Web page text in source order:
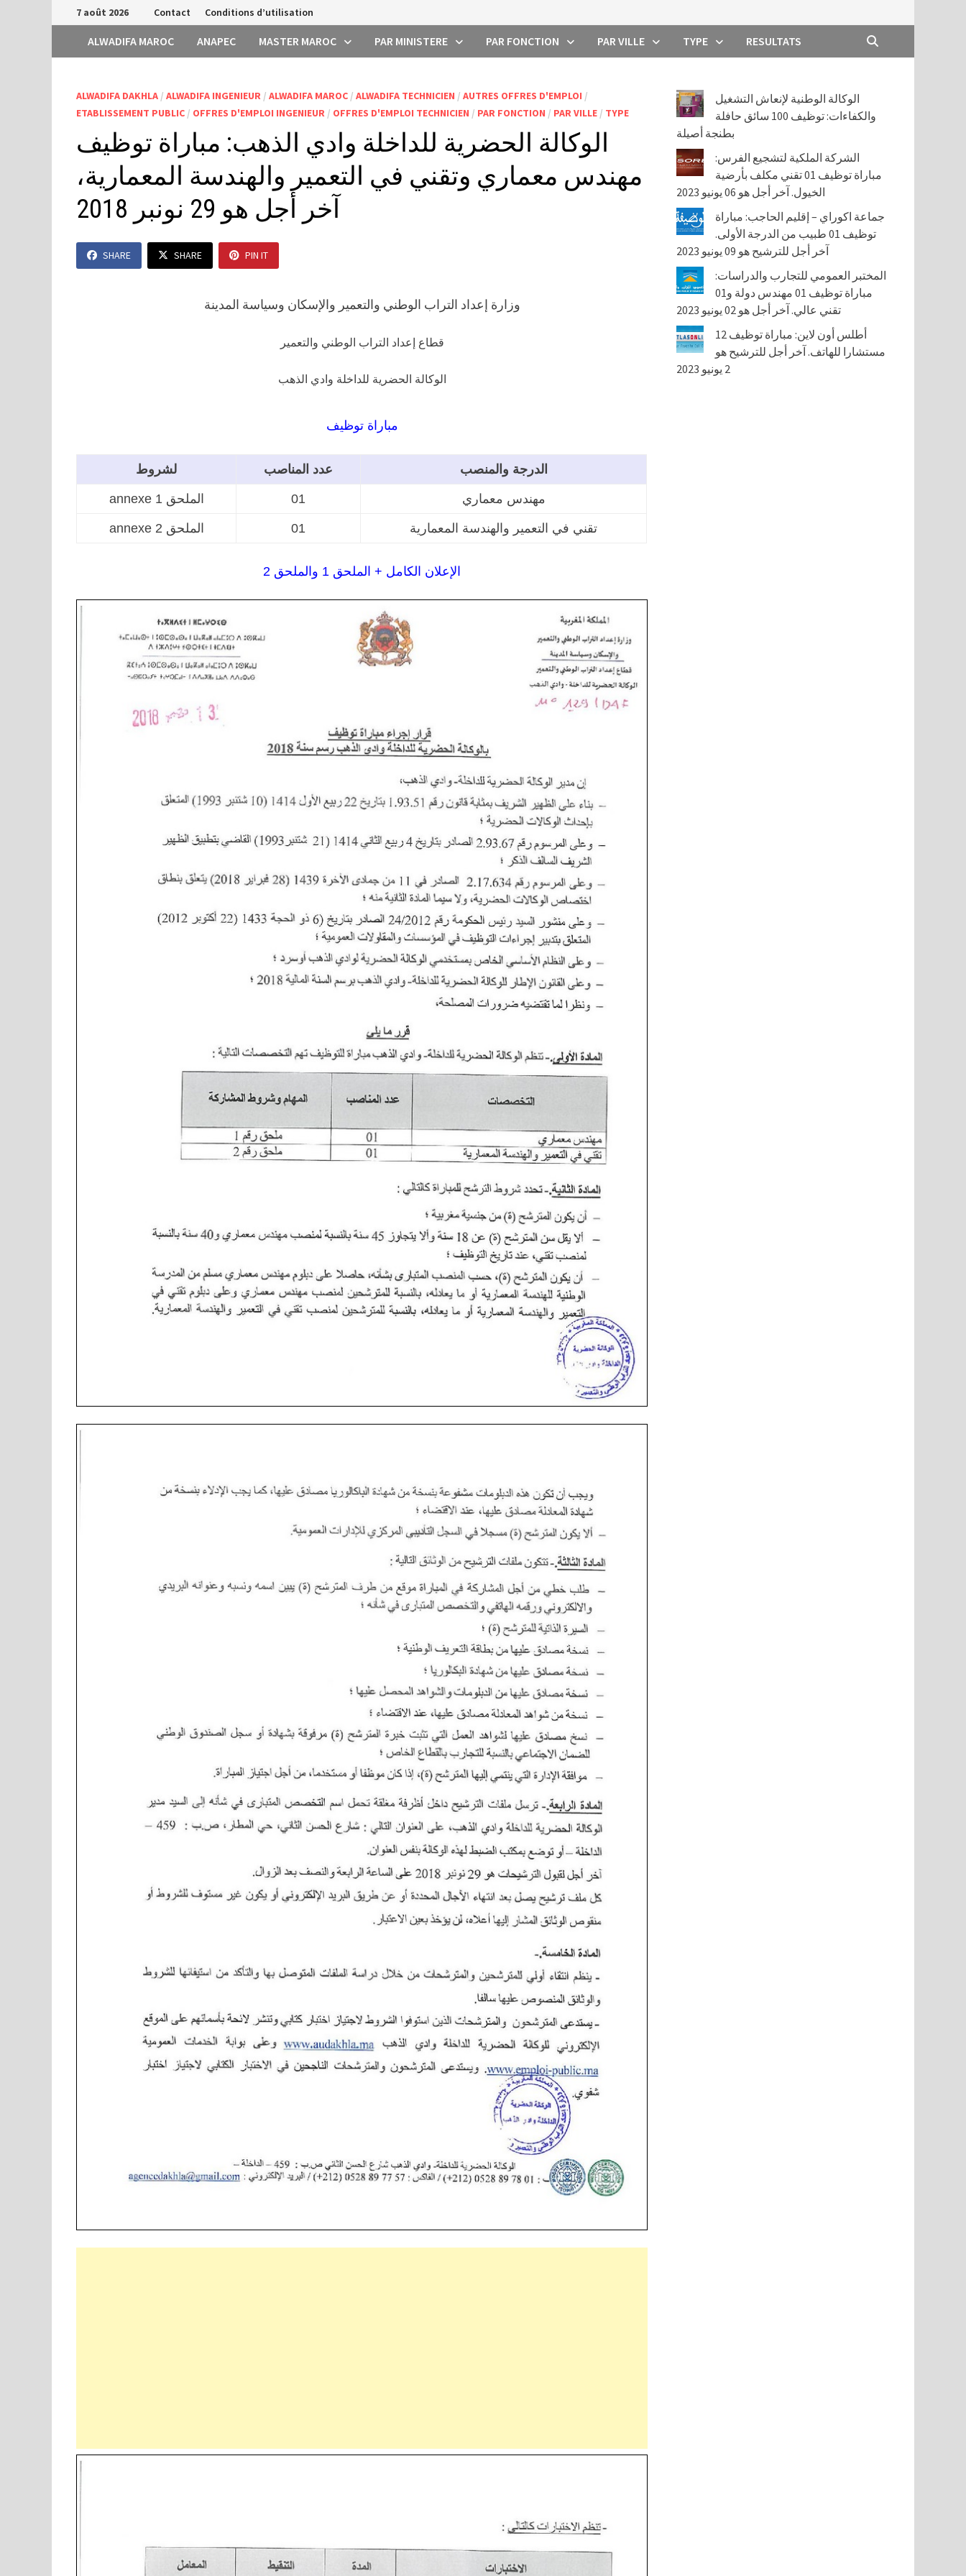
Passer
au
contenu
7 août 2026 Contact Conditions d’utilisation
ALWADIFA MAROC ANAPEC MASTER MAROC PAR MINISTERE PAR FONCTION PAR VILLE TYPE RESULTATS
ALWADIFA DAKHLA /ALWADIFA INGENIEUR /ALWADIFA MAROC /ALWADIFA TECHNICIEN /AUTRES OFFRES D'EMPLOI /
ETABLISSEMENT PUBLIC / OFFRES D'EMPLOI INGENIEUR / OFFRES D'EMPLOI TECHNICIEN / PAR FONCTION / PAR VILLE / TYPE
الوكالة الحضرية للداخلة وادي الذهب: مباراة توظيف
مهندس معماري وتقني في التعمير والهندسة المعمارية،
آخر أجل هو 29 نونبر 2018
SHARE SHARE PIN IT
وزارة إعداد التراب الوطني والتعمير والإسكان وسياسة المدينة
قطاع إعداد التراب الوطني والتعمير
الوكالة الحضرية للداخلة وادي الذهب
مباراة توظيف
لشروط عدد المناصب الدرجة والمنصب
الملحق 1 annexe 01 مهندس معماري
الملحق 2 annexe 01 تقني في التعمير والهندسة المعمارية
الإعلان الكامل + الملحق 1 والملحق 2
الوكالة الوطنية لإنعاش التشغيل
والكفاءات: توظيف 100 سائق حافلة
بطنجة أصيلة
الشركة الملكية لتشجيع الفرس:
مباراة توظيف 01 تقني مكلف بأرضية
الخيول. آخر أجل هو 06 يونيو 2023
جماعة اكوراي – إقليم الحاجب: مباراة
توظيف 01 طبيب من الدرجة الأولى.
آخر أجل للترشيح هو 09 يونيو 2023
المختبر العمومي للتجارب والدراسات:
مباراة توظيف 01 مهندس دولة و01
تقني عالي. آخر أجل هو 02 يونيو 2023
أطلس أون لاين: مباراة توظيف 12
مستشارا للهاتف. آخر أجل للترشيح هو
2 يونيو 2023